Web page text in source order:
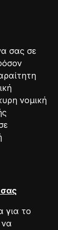
σας σε
νομική
για το
να